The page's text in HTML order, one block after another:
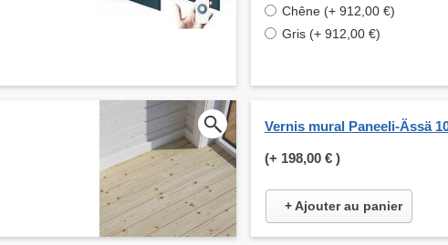
Chêne (+ 912,00 €)
Gris (+ 912,00 €)
Vernis mural Paneeli-Ässä
(+ 198,00 € )
+ Ajouter au panier